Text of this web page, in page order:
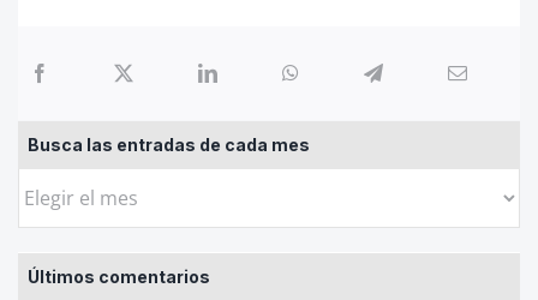
Busca las entradas de cada mes
Busca
entradas
de
Últimos comentarios